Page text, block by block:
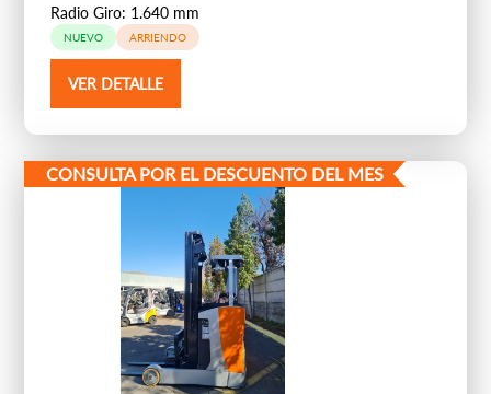
Radio Giro: 1.640 mm
NUEVO ARRIENDO
VER DETALLE
CONSULTA POR EL DESCUENTO DEL MES